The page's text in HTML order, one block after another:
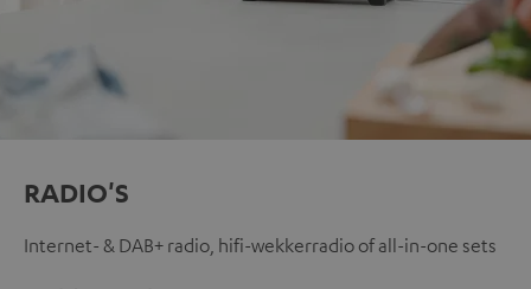
RADIO'S
Internet- & DAB+ radio, hifi-wekkerradio of all-in-one sets